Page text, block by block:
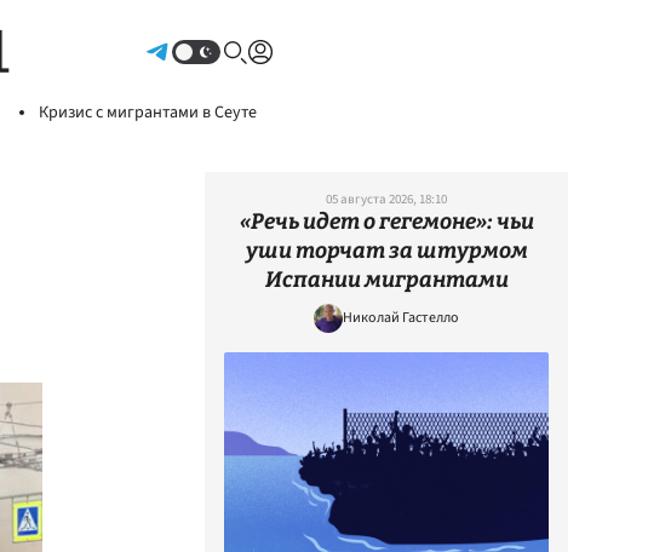
Кризис с мигрантами в Сеуте
05 августа 2026, 18:10
«Речь идет о гегемоне»: чьи
уши торчат за штурмом
Испании мигрантами
Николай Гастелло